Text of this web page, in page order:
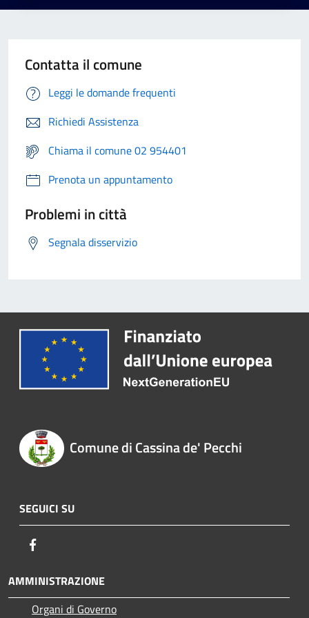
Contatta il comune
Leggi le domande frequenti
Richiedi Assistenza
Chiama il comune 02 954401
Prenota un appuntamento
Problemi in città
Segnala disservizio
Comune di Cassina de' Pecchi
SEGUICI SU
AMMINISTRAZIONE
Organi di Governo